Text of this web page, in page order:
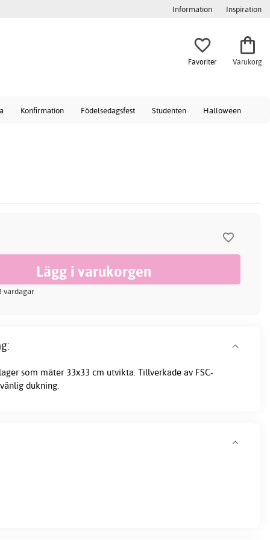
Information Inspiration
Favoriter Varukorg
Konfirmation Födelsedagsfest Studenten Halloween
vardagar
som mäter 33x33 cm utvikta. Tillverkade av FSC-
dukning